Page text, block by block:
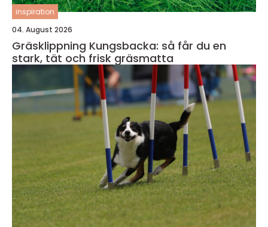
inspiration
04. August 2026
Gräsklippning Kungsbacka: så får du en
stark, tät och frisk gräsmatta